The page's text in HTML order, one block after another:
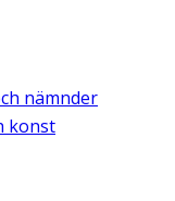
nämnder
konst